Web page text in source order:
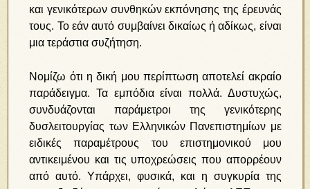
και γενικότερων συνθηκών εκπόνησης της έρευνάς
τους. Το εάν αυτό συμβαίνει δικαίως ή αδίκως, είναι
μια τεράστια συζήτηση.
Νομίζω ότι η δική μου περίπτωση αποτελεί ακραίο
παράδειγμα. Τα εμπόδια είναι πολλά. Δυστυχώς,
συνδυάζονται παράμετροι της γενικότερης
δυσλειτουργίας των Ελληνικών Πανεπιστημίων με
ειδικές παραμέτρους του επιστημονικού μου
αντικειμένου και τις υποχρεώσεις που απορρέουν
από αυτό. Υπάρχει, φυσικά, και η συγκυρία της